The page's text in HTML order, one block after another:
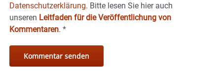
Datenschutzerklärung. Bitte lesen Sie hier auch
unseren Leitfaden für die Veröffentlichung von
Kommentaren. *